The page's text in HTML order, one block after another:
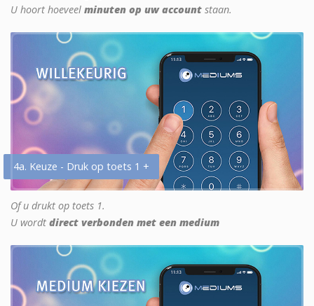
U hoort hoeveel minuten op uw account staan.
4a. Keuze - Druk op toets 1 +
Of u drukt op toets 1.
U wordt direct verbonden met een medium